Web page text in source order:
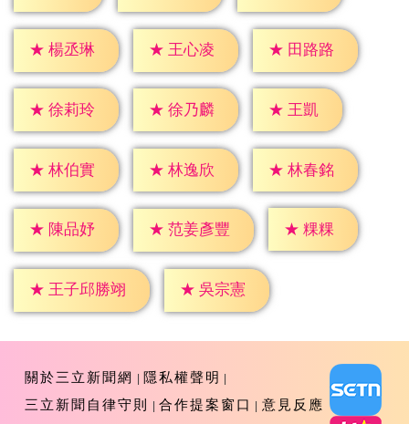
★ 楊丞琳 ★ 王心凌 ★ 田路路
★ 徐莉玲 ★ 徐乃麟 ★ 王凱
★ 林伯實 ★ 林逸欣 ★ 林春銘
★ 陳品妤 ★ 范姜彥豐 ★ 粿粿
★ 王子邱勝翊 ★ 吳宗憲
關於三立新聞網
隱私權聲明
三立新聞自律守則
合作提案窗口 意見反應